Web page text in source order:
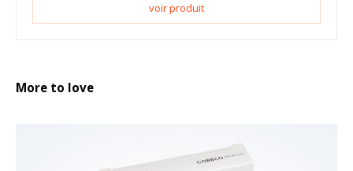
voir produit
More to love